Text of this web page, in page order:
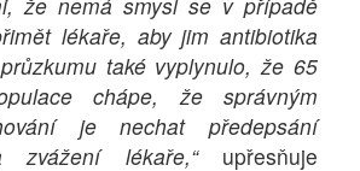
lékaře, aby jim antibiotika
také vyplynulo, že 65
chápe, že správným
je nechat předepsání
zvážení lékaře,“upřesňuje